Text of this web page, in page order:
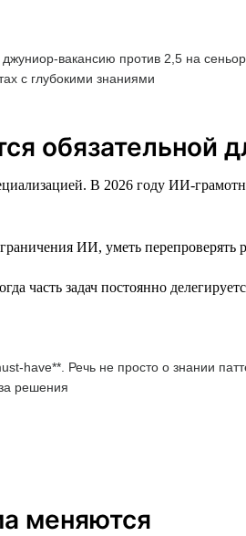
вакансию против 2,5 на
с глубокими знаниями
обязательной
В 2026 году ИИ-
ИИ, уметь перепроверять
часть задач постоянно
have**. Речь не просто о знании
решения
меняются